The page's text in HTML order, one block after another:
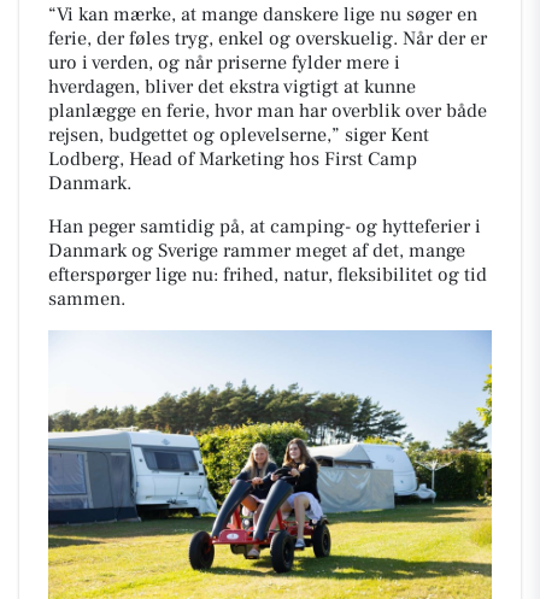
“Vi kan mærke, at mange danskere lige nu søger en
ferie, der føles tryg, enkel og overskuelig. Når der er
uro i verden, og når priserne fylder mere i
hverdagen, bliver det ekstra vigtigt at kunne
planlægge en ferie, hvor man har overblik over både
rejsen, budgettet og oplevelserne,” siger Kent
Lodberg, Head of Marketing hos First Camp
Danmark.
Han peger samtidig på, at camping- og hytteferier i
Danmark og Sverige rammer meget af det, mange
efterspørger lige nu: frihed, natur, fleksibilitet og tid
sammen.